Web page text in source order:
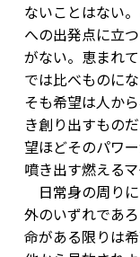
ないことはない
への出発点に立
がない。恵まれ
では比べものに
そも希望は人か
き創り出すもの
望ほどそのパワ
噴き出す燃えるマ
日常身の周り
外のいずれであ
命がある限りは